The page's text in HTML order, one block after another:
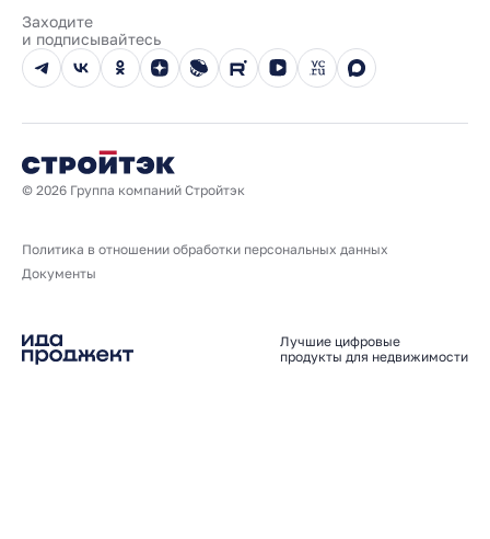
Реализованные проекты
Вопросы и ответы
Новости
Юбилейный год
Заходите
и подписывайтесь
© 2026 Группа компаний Стройтэк
Политика в отношении обработки персональных данных
Документы
Лучшие цифровые
продукты для недвижимости